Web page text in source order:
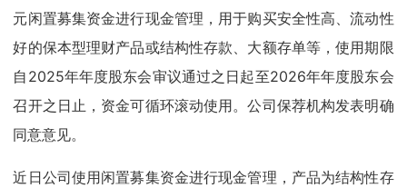
元闲置募集资金进行现金管理，用于购买安全性高、流动性
好的保本型理财产品或结构性存款、大额存单等，使用期限
自2025年年度股东会审议通过之日起至2026年年度股东会
召开之日止，资金可循环滚动使用。公司保荐机构发表明确
同意意见。
近日公司使用闲置募集资金进行现金管理，产品为结构性存